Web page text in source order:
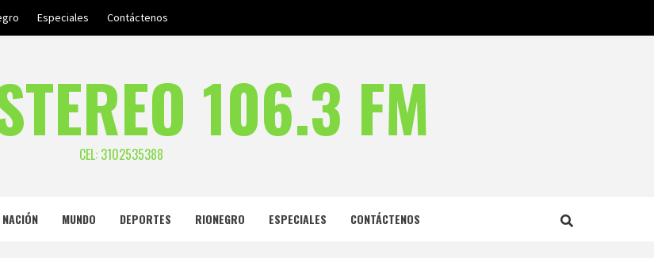
Especiales Contáctenos
106.3 FM
CEL: 3102535388
NACIÓN MUNDO DEPORTES RIONEGRO ESPECIALES CONTÁCTENOS